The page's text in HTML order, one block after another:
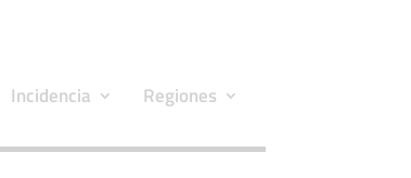
Incidencia Regiones